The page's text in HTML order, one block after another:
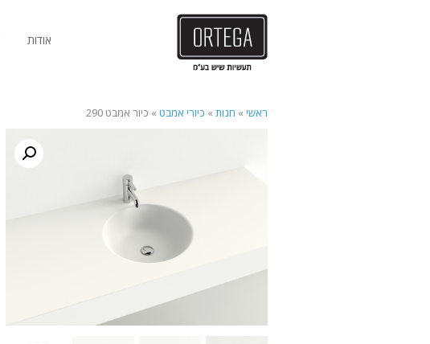
אודות
ראשי » חנות » כיורי אמבט » כיור אמבט 290